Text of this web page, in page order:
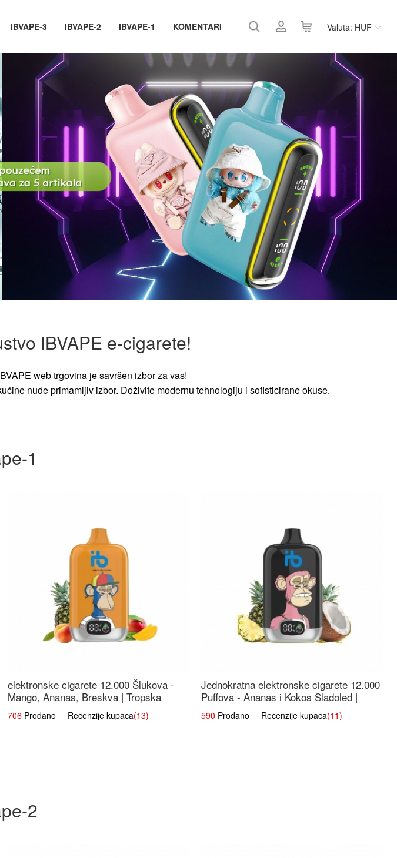
Valuta: HUF
IBVAPE-3 IBVAPE-2 IBVAPE-1 KOMENTARI
IBVAPE e-cigarete!
web trgovina je savršen izbor za vas!
nude primamljiv izbor. Doživite modernu tehnologiju i sofisticirane okuse.
1
elektronske cigarete 12.000 Šlukova -
Mango, Ananas, Breskva | Tropska
Voćna Mješavina
706Prodano Recenzije kupaca(13)
Jednokratna elektronske cigarete 12.000
Puffova - Ananas i Kokos Sladoled |
Tropski Desert
590 Prodano Recenzije kupaca(11)
2